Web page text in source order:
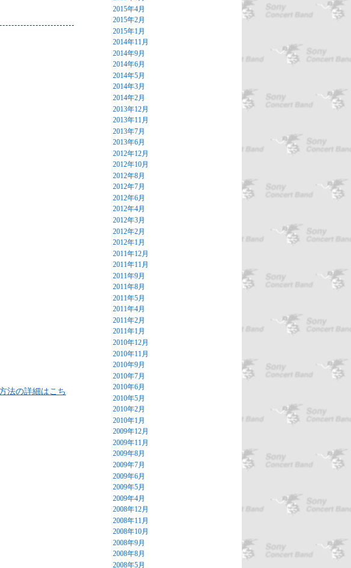
法の詳細はこち
2015年4月
2015年2月
2015年1月
2014年11月
2014年9月
2014年6月
2014年5月
2014年3月
2014年2月
2013年12月
2013年11月
2013年7月
2013年6月
2012年12月
2012年10月
2012年8月
2012年7月
2012年6月
2012年4月
2012年3月
2012年2月
2012年1月
2011年12月
2011年11月
2011年9月
2011年8月
2011年5月
2011年4月
2011年2月
2011年1月
2010年12月
2010年11月
2010年9月
2010年7月
2010年6月
2010年5月
2010年2月
2010年1月
2009年12月
2009年11月
2009年8月
2009年7月
2009年6月
2009年5月
2009年4月
2008年12月
2008年11月
2008年10月
2008年9月
2008年8月
2008年5月